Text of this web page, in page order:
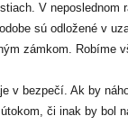
V neposlednom
sú odložené v
zámkom. Robíme
v bezpečí. Ak by
či inak by bol